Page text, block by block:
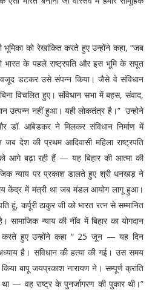
भूमिका को रेखांकित करते हुए उन्होंने कहा, “जब
भारत के पहले राष्ट्रपति और इस भूमि के सपूत
डटकर उसे संपन्न किया। जैसे वे संविधान
विचलित हुए। संविधान सभा में बहस, संवाद,
उत्पन्न नहीं हुआ। यही लोकतंत्र है।” उन्होने
डॉ. आंबेडकर ने मिलकर संविधान निर्माण में
देश की प्रथम आदिवासी महिला राष्ट्रपति
को आगे बढ़ा रही हैं — यह बिहार की आत्मा की
न्याय पर प्रकाश डालते हुए श्री धनखड़ ने
केंद्र में मंत्री था जब मंडल आयोग लागू हुआ।
कर्पूरी ठाकुर जी को भारत रत्न से सम्मानित
सामाजिक न्याय की नींव में बिहार का योगदान
करते हुए उन्होंने कहा “ 25 जून — यह दिन
है। संविधान की हत्या की गई। उस समय
बापू जयप्रकाश नारायण ने। सम्पूर्ण क्रांति
— वह राष्ट्र के पुनर्जागरण की पुकार थी।”